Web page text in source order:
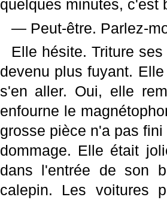
quelques minutes, c'est
— Peut-être. Parlez-
Elle hésite. Triture
devenu plus fuyant.
s'en aller. Oui, elle
enfourne le
grosse pièce n'a pas
dommage. Elle était
dans l'entrée de son
calepin. Les voitures